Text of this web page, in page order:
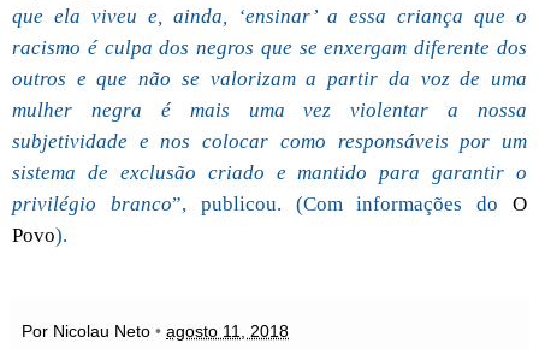
que ela viveu e, ainda, ‘ensinar’ a essa criança que o
racismo é culpa dos negros que se enxergam diferente dos
outros e que não se valorizam a partir da voz de uma
mulher negra é mais uma vez violentar a nossa
subjetividade e nos colocar como responsáveis por um
sistema de exclusão criado e mantido para garantir o
privilégio branco”, publicou. (Com informações doO
Povo).
Por Nicolau Neto • agosto 11, 2018